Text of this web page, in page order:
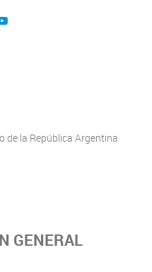
de la República Argentina
GENERAL